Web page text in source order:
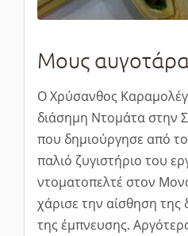
Μους
Ο Χρύσανθος
διάσημη Ντομάτα στην
που δημιούργησε από
παλιό ζυγιστήριο του
ντοματοπελτέ στον
χάρισε την αίσθηση της
της έμπνευσης.